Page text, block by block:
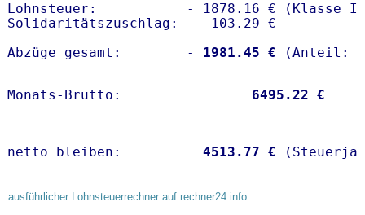
Lohnsteuer:           - 1878.16 € (Klasse I)
Solidaritätszuschlag: -  103.29 €
Abzüge gesamt:        -
1981.45 €
Monats-Brutto: 6495.22 €
netto bleiben: 4513.77 €
ausführlicher Lohnsteuerrechner auf rechner24.info